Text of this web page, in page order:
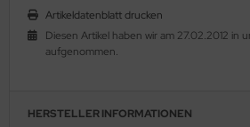
Artikeldatenblatt drucken
Diesen Artikel haben wir am 27.02.2012 in
aufgenommen.
HERSTELLER INFORMATIONEN